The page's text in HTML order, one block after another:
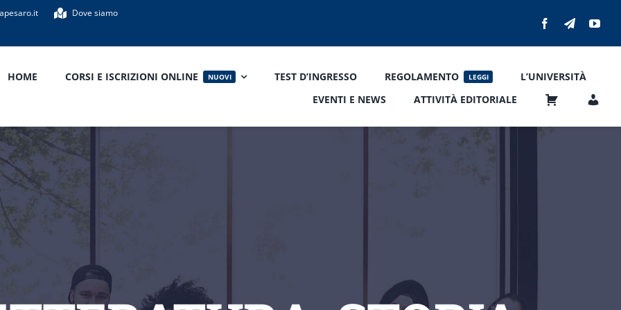
Dove siamo
HOME CORSI E ISCRIZIONI ONLINE NUOVI TEST D’INGRESSO REGOLAMENTO LEGGI
L’UNIVERSITÀ
EVENTI E NEWS
ATTIVITÀ EDITORIALE